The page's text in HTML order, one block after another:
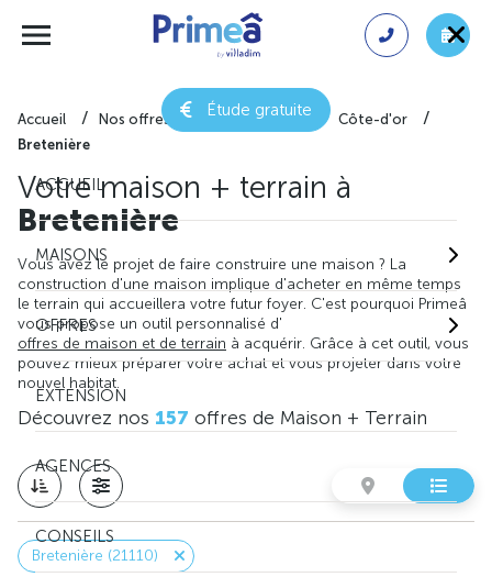
Étude gratuite
ACCUEIL
MAISONS
OFFRES
EXTENSION
AGENCES
CONSEILS
Accueil Nos offres de maison + terrain
Côte-d'or
Bretenière
Votre maison + terrain à
Bretenière
Vous avez le projet de faire construire une maison ? La
construction d'une maison implique d'acheter en même temps
le terrain qui accueillera votre futur foyer. C'est pourquoi Primeâ
vous propose un outil personnalisé d'
offres de maison et de terrain à acquérir. Grâce à cet outil, vous
pouvez mieux préparer votre achat et vous projeter dans votre
nouvel habitat.
Découvrez nos 157 offres de Maison + Terrain
Bretenière (21110)